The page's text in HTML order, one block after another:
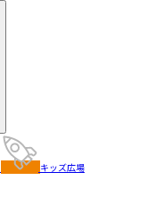
キッズ広場